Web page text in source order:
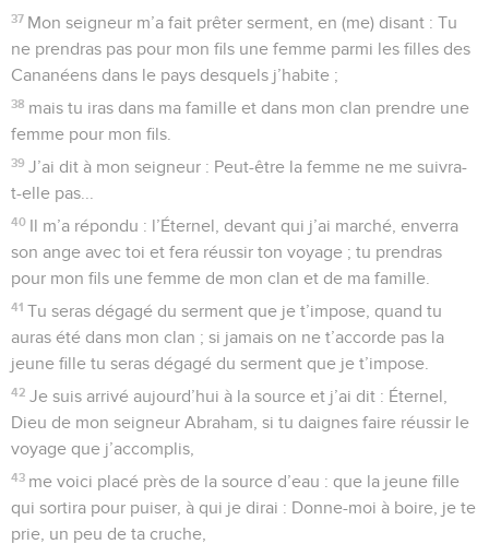
37 Mon seigneur m’a fait prêter serment, en (me) disant : Tu
ne prendras pas pour mon fils une femme parmi les filles des
Cananéens dans le pays desquels j’habite ;
38 mais tu iras dans ma famille et dans mon clan prendre une
femme pour mon fils.
39 J’ai dit à mon seigneur : Peut-être la femme ne me suivra-
t-elle pas...
40 Il m’a répondu : l’Éternel, devant qui j’ai marché, enverra
son ange avec toi et fera réussir ton voyage ; tu prendras
pour mon fils une femme de mon clan et de ma famille.
41 Tu seras dégagé du serment que je t’impose, quand tu
auras été dans mon clan ; si jamais on ne t’accorde pas la
jeune fille tu seras dégagé du serment que je t’impose.
42 Je suis arrivé aujourd’hui à la source et j’ai dit : Éternel,
Dieu de mon seigneur Abraham, si tu daignes faire réussir le
voyage que j’accomplis,
43 me voici placé près de la source d’eau : que la jeune fille
qui sortira pour puiser, à qui je dirai : Donne-moi à boire, je te
prie, un peu de ta cruche,